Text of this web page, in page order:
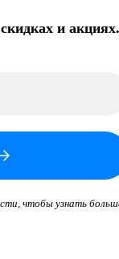
и акциях.
чтобы узнать